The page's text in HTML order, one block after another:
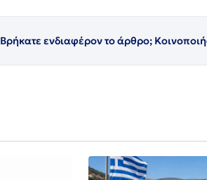
Βρήκατε ενδιαφέρον το άρθρο;